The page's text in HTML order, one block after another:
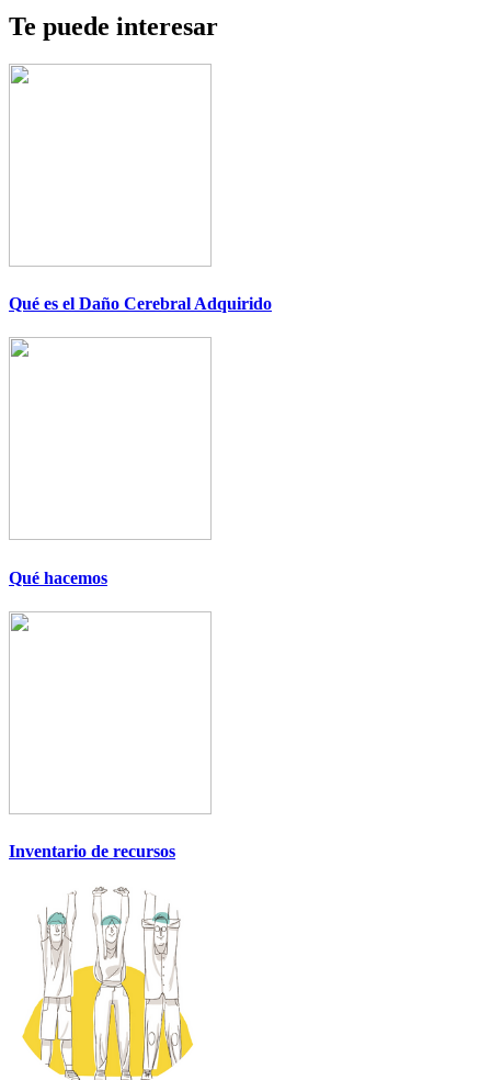
Te puede interesar
Qué es el Daño Cerebral Adquirido
Qué hacemos
Inventario de recursos